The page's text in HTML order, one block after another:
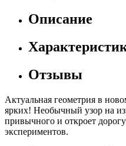
Описание
Отзывы
Актуальная геометрия в
ярких! Необычный узор на
привычного и откроет
экспериментов.